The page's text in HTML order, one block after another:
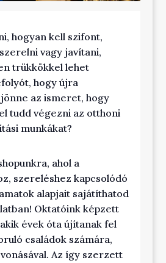
hogyan kell szifont,
vagy javítani,
trükkökkel lehet
hogy újra
az ismeret, hogy
tudd végezni az otthoni
munkákat?
ahol a
szereléshez kapcsolódó
alapjait sajátíthatod
Oktatóink képzett
évek óta újítanak fel
családok számára,
Az így szerzett